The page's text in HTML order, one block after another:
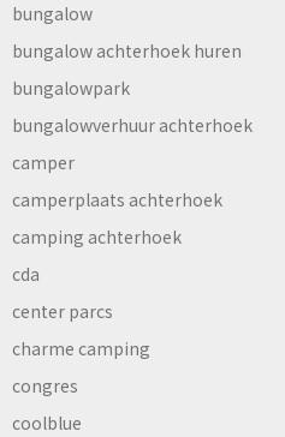
bungalow
bungalow achterhoek huren
bungalowpark
bungalowverhuur achterhoek
camper
camperplaats achterhoek
camping achterhoek
cda
center parcs
charme camping
congres
coolblue